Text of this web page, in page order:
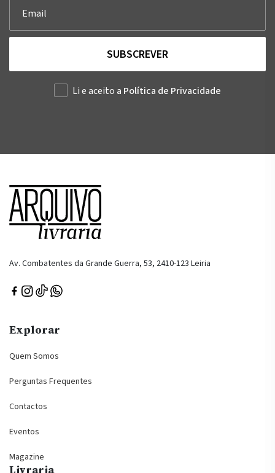
SUBSCREVER
Li e aceito a Política de Privacidade
Av. Combatentes da Grande Guerra, 53, 2410-123 Leiria
Explorar
Quem Somos
Perguntas Frequentes
Contactos
Eventos
Magazine
Livraria